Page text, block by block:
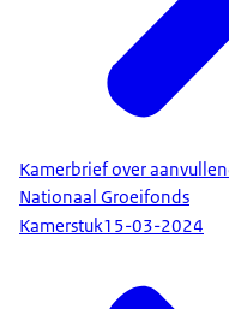
Kamerbrief over
Nationaal Groeifonds
Kamerstuk15-03-2024